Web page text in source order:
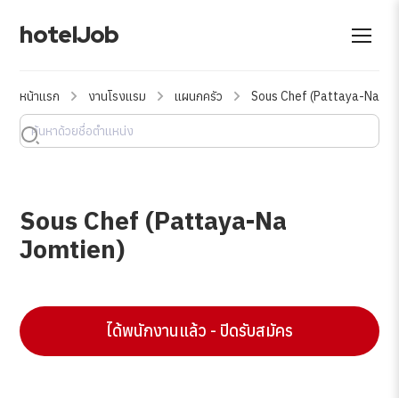
hotelJob
หน้าแรก งานโรงแรม แผนกครัว Sous Chef (Pattaya-Na
Sous Chef (Pattaya-Na
Jomtien)
ได้พนักงานแล้ว - ปิดรับสมัคร